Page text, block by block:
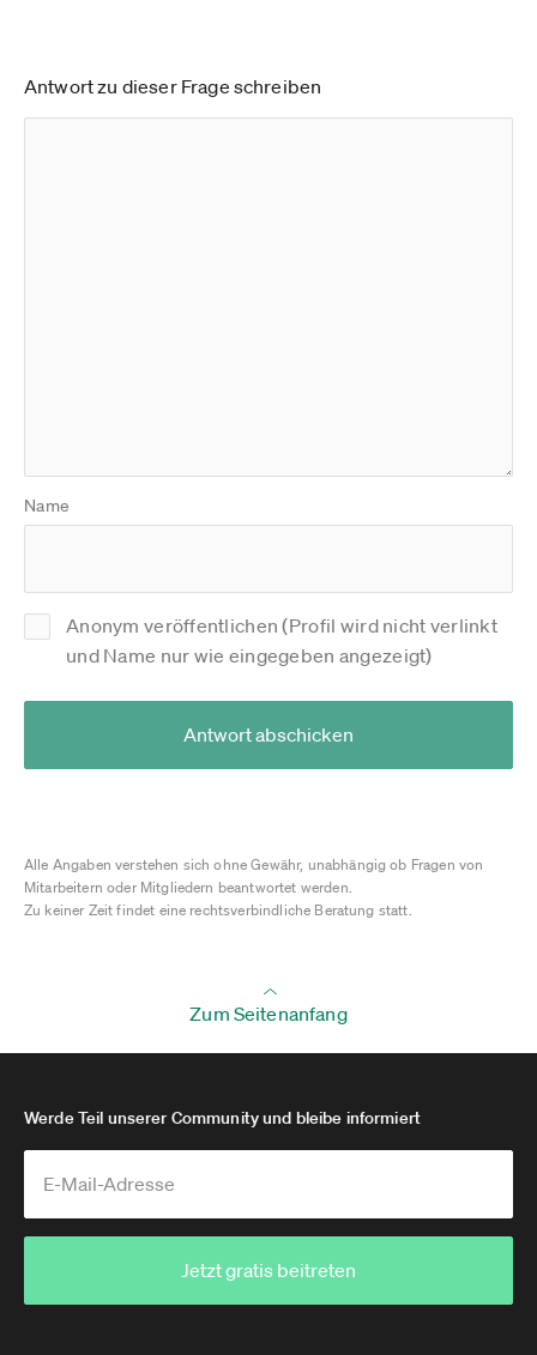
Antwort zu dieser Frage schreiben
Name
Anonym veröffentlichen (Profil wird nicht verlinkt
und Name nur wie eingegeben angezeigt)
Antwort abschicken
Alle Angaben verstehen sich ohne Gewähr, unabhängig ob Fragen von
Mitarbeitern oder Mitgliedern beantwortet werden.
Zu keiner Zeit findet eine rechtsverbindliche Beratung statt.
Zum Seitenanfang
Werde Teil unserer Community und bleibe informiert
Jetzt gratis beitreten